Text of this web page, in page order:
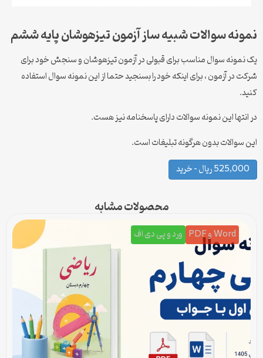
نمونه سوالات شبیه ساز آزمون تیزهوشان پایه ششم
یک نمونه سوال مناسب برای قبولی در آزمون تیزهوشان و سنجش خود برای
شرکت در آزمون ، برای اینکه خود را بسنجید حتما از این نمونه سوال استفاده
کنید.
در انتها این نمونه سوالات دارای پاسخنامه نیز هست.
این سوالات بدون هرگونه تبلیغات است.
525,000 ریال – خرید
محصولات مشابه
Word و PDF ورد و پی دی اف